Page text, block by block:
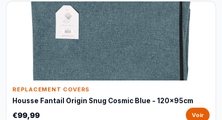
REPLACEMENT COVERS
Housse Fantail Origin Snug Cosmic Blue - 120x95cm
€99,99 Voir